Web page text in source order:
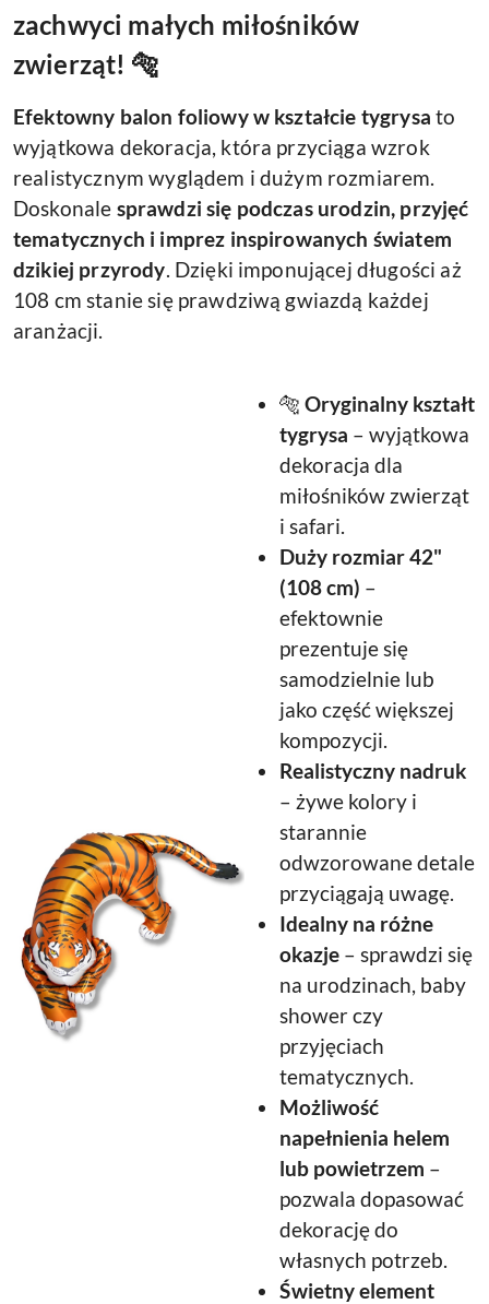
zachwyci małych miłośników
zwierząt! 🐅
Efektowny balon foliowy w kształcie tygrysa to
wyjątkowa dekoracja, która przyciąga wzrok
realistycznym wyglądem i dużym rozmiarem.
Doskonale sprawdzi się podczas urodzin, przyjęć
tematycznych i imprez inspirowanych światem
dzikiej przyrody. Dzięki imponującej długości aż
108 cm stanie się prawdziwą gwiazdą każdej
aranżacji.
🐅 Oryginalny kształt
tygrysa – wyjątkowa
dekoracja dla
miłośników zwierząt
i safari.
Duży rozmiar 42"
(108 cm) –
efektownie
prezentuje się
samodzielnie lub
jako część większej
kompozycji.
Realistyczny nadruk
– żywe kolory i
starannie
odwzorowane detale
przyciągają uwagę.
Idealny na różne
okazje – sprawdzi się
na urodzinach, baby
shower czy
przyjęciach
tematycznych.
Możliwość
napełnienia helem
lub powietrzem –
pozwala dopasować
dekorację do
własnych potrzeb.
Świetny element